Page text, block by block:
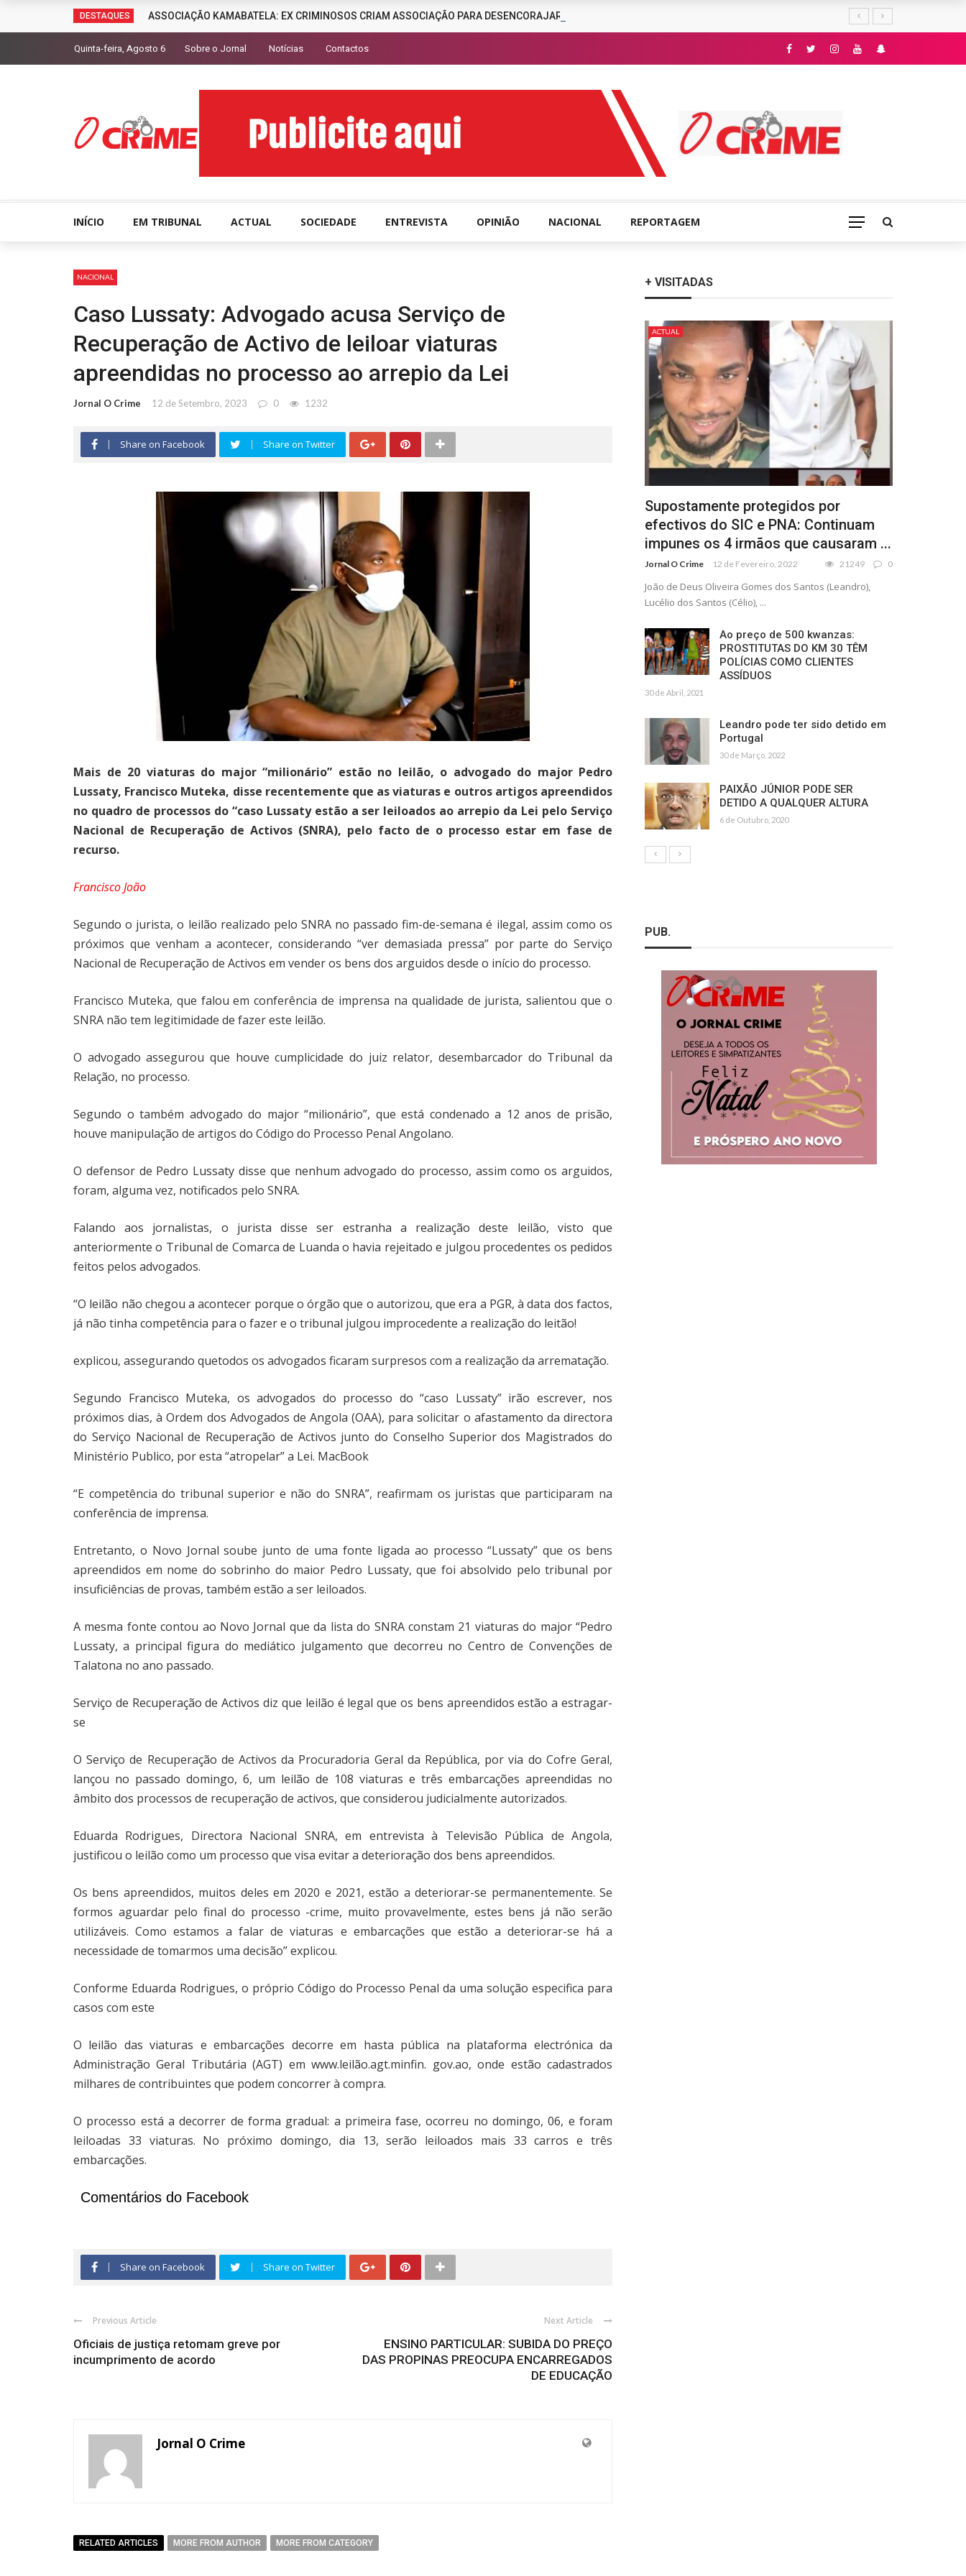
DESTAQUES ASSOCIAÇÃO KAMABATELA: EX CRIMINOSOS CRIAM ASSOCIAÇÃO PARA DESENCORAJAR A CRIMINALIDADE
Quinta-feira, Agosto 6 Sobre o Jornal Notícias Contactos
INÍCIO EM TRIBUNAL ACTUAL SOCIEDADE ENTREVISTA OPINIÃO NACIONAL REPORTAGEM
NACIONAL
Caso Lussaty: Advogado acusa Serviço de
Recuperação de Activo de leiloar viaturas
apreendidas no processo ao arrepio da Lei
Jornal O Crime 12 de Setembro, 2023 0 1232
Share on Facebook Share on Twitter
Mais de 20 viaturas do major “milionário” estão no leilão, o advogado do major Pedro
Lussaty, Francisco Muteka, disse recentemente que as viaturas e outros artigos apreendidos
no quadro de processos do “caso Lussaty estão a ser leiloados ao arrepio da Lei pelo Serviço
Nacional de Recuperação de Activos (SNRA), pelo facto de o processo estar em fase de
recurso.
Francisco João
Segundo o jurista, o leilão realizado pelo SNRA no passado fim-de-semana é ilegal, assim como os
próximos que venham a acontecer, considerando “ver demasiada pressa” por parte do Serviço
Nacional de Recuperação de Activos em vender os bens dos arguidos desde o início do processo.
Francisco Muteka, que falou em conferência de imprensa na qualidade de jurista, salientou que o
SNRA não tem legitimidade de fazer este leilão.
O advogado assegurou que houve cumplicidade do juiz relator, desembarcador do Tribunal da
Relação, no processo.
Segundo o também advogado do major “milionário”, que está condenado a 12 anos de prisão,
houve manipulação de artigos do Código do Processo Penal Angolano.
O defensor de Pedro Lussaty disse que nenhum advogado do processo, assim como os arguidos,
foram, alguma vez, notificados pelo SNRA.
Falando aos jornalistas, o jurista disse ser estranha a realização deste leilão, visto que
anteriormente o Tribunal de Comarca de Luanda o havia rejeitado e julgou procedentes os pedidos
feitos pelos advogados.
“O leilão não chegou a acontecer porque o órgão que o autorizou, que era a PGR, à data dos factos,
já não tinha competência para o fazer e o tribunal julgou improcedente a realização do leitão!
explicou, assegurando quetodos os advogados ficaram surpresos com a realização da arrematação.
Segundo Francisco Muteka, os advogados do processo do “caso Lussaty” irão escrever, nos
próximos dias, à Ordem dos Advogados de Angola (OAA), para solicitar o afastamento da directora
do Serviço Nacional de Recuperação de Activos junto do Conselho Superior dos Magistrados do
Ministério Publico, por esta “atropelar” a Lei. MacBook
“E competência do tribunal superior e não do SNRA”, reafirmam os juristas que participaram na
conferência de imprensa.
Entretanto, o Novo Jornal soube junto de uma fonte ligada ao processo “Lussaty” que os bens
apreendidos em nome do sobrinho do maior Pedro Lussaty, que foi absolvido pelo tribunal por
insuficiências de provas, também estão a ser leiloados.
A mesma fonte contou ao Novo Jornal que da lista do SNRA constam 21 viaturas do major “Pedro
Lussaty, a principal figura do mediático julgamento que decorreu no Centro de Convenções de
Talatona no ano passado.
Serviço de Recuperação de Activos diz que leilão é legal que os bens apreendidos estão a estragar-
se
O Serviço de Recuperação de Activos da Procuradoria Geral da República, por via do Cofre Geral,
lançou no passado domingo, 6, um leilão de 108 viaturas e três embarcações apreendidas no
âmbito dos processos de recuperação de activos, que considerou judicialmente autorizados.
Eduarda Rodrigues, Directora Nacional SNRA, em entrevista à Televisão Pública de Angola,
justificou o leilão como um processo que visa evitar a deterioração dos bens apreendidos.
Os bens apreendidos, muitos deles em 2020 e 2021, estão a deteriorar-se permanentemente. Se
formos aguardar pelo final do processo -crime, muito provavelmente, estes bens já não serão
utilizáveis. Como estamos a falar de viaturas e embarcações que estão a deteriorar-se há a
necessidade de tomarmos uma decisão” explicou.
Conforme Eduarda Rodrigues, o próprio Código do Processo Penal da uma solução especifica para
casos com este
O leilão das viaturas e embarcações decorre em hasta pública na plataforma electrónica da
Administração Geral Tributária (AGT) em www.leilão.agt.minfin. gov.ao, onde estão cadastrados
milhares de contribuintes que podem concorrer à compra.
O processo está a decorrer de forma gradual: a primeira fase, ocorreu no domingo, 06, e foram
leiloadas 33 viaturas. No próximo domingo, dia 13, serão leiloados mais 33 carros e três
embarcações.
Comentários do Facebook
Share on Facebook Share on Twitter
Previous Article
Oficiais de justiça retomam greve por
incumprimento de acordo
Next Article
ENSINO PARTICULAR: SUBIDA DO PREÇO
DAS PROPINAS PREOCUPA ENCARREGADOS
DE EDUCAÇÃO
Jornal O Crime
RELATED ARTICLES MORE FROM AUTHOR MORE FROM CATEGORY
+ VISITADAS
ACTUAL
Supostamente protegidos por
efectivos do SIC e PNA: Continuam
impunes os 4 irmãos que causaram ...
Jornal O Crime 12 de Fevereiro, 2022 21249 0
João de Deus Oliveira Gomes dos Santos (Leandro),
Lucélio dos Santos (Célio), ...
Ao preço de 500 kwanzas:
PROSTITUTAS DO KM 30 TÊM
POLÍCIAS COMO CLIENTES
ASSÍDUOS
30 de Abril, 2021
Leandro pode ter sido detido em
Portugal
30 de Março, 2022
PAIXÃO JÚNIOR PODE SER
DETIDO A QUALQUER ALTURA
6 de Outubro, 2020
PUB.